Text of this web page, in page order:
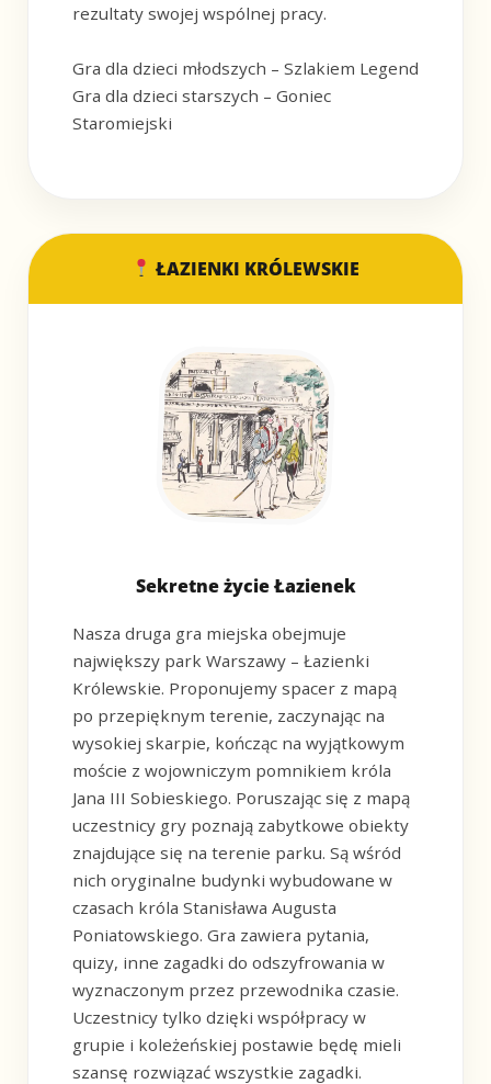
rezultaty swojej wspólnej pracy.
Gra dla dzieci młodszych – Szlakiem Legend
Gra dla dzieci starszych – Goniec
Staromiejski
ŁAZIENKI KRÓLEWSKIE
Sekretne życie Łazienek
Nasza druga gra miejska obejmuje
największy park Warszawy – Łazienki
Królewskie. Proponujemy spacer z mapą
po przepięknym terenie, zaczynając na
wysokiej skarpie, kończąc na wyjątkowym
moście z wojowniczym pomnikiem króla
Jana III Sobieskiego. Poruszając się z mapą
uczestnicy gry poznają zabytkowe obiekty
znajdujące się na terenie parku. Są wśród
nich oryginalne budynki wybudowane w
czasach króla Stanisława Augusta
Poniatowskiego. Gra zawiera pytania,
quizy, inne zagadki do odszyfrowania w
wyznaczonym przez przewodnika czasie.
Uczestnicy tylko dzięki współpracy w
grupie i koleżeńskiej postawie będę mieli
szansę rozwiązać wszystkie zagadki.